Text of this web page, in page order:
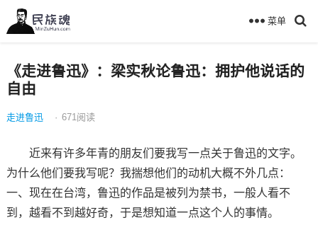
菜单
《走进鲁迅》：梁实秋论鲁迅：拥护他说话的
自由
走进鲁迅 · 671 阅读
近来有许多年青的朋友们要我写一点关于鲁迅的文字。
为什么他们要我写呢？我揣想他们的动机大概不外几点：
一、现在在台湾，鲁迅的作品是被列为禁书，一般人看不
到，越看不到越好奇，于是想知道一点这个人的事情。